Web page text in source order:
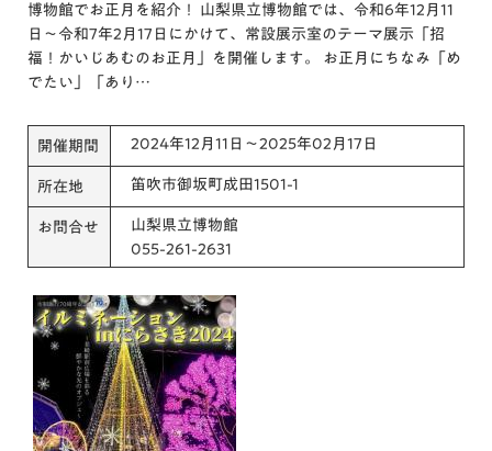
博物館でお正月を紹介！ 山梨県立博物館では、令和6年12月11
日～令和7年2月17日にかけて、常設展示室のテーマ展示「招
福！かいじあむのお正月」を開催します。 お正月にちなみ「め
でたい」「あり…
開催期間 2024年12月11日～2025年02月17日
所在地 笛吹市御坂町成田1501-1
お問合せ
山梨県立博物館
055-261-2631